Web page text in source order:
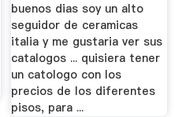
buenos dias soy un alto
seguidor de ceramicas
italia y me gustaria ver sus
catalogos ... quisiera tener
un catologo con los
precios de los diferentes
pisos, para ...